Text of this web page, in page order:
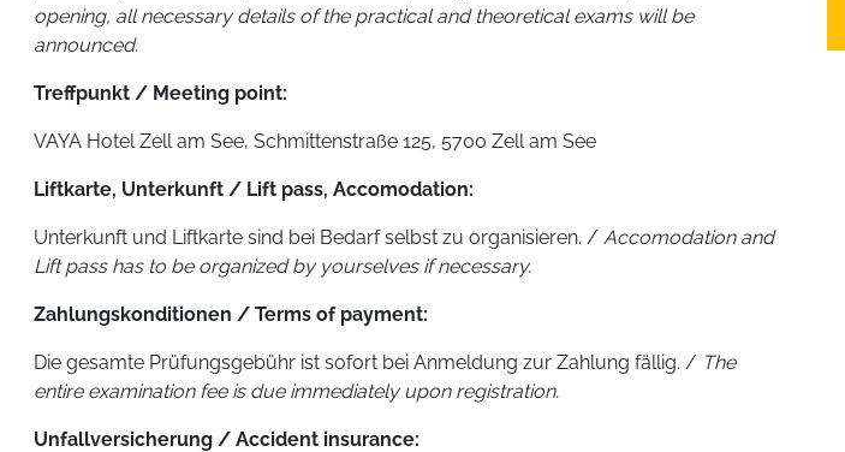
opening, all necessary details of the practical and theoretical exams will be
announced.
Treffpunkt / Meeting point:
VAYA Hotel Zell am See, Schmittenstraße 125, 5700 Zell am See
Liftkarte, Unterkunft / Lift pass, Accomodation:
Unterkunft und Liftkarte sind bei Bedarf selbst zu organisieren. / Accomodation and
Lift pass has to be organized by yourselves if necessary.
Zahlungskonditionen / Terms of payment:
Die gesamte Prüfungsgebühr ist sofort bei Anmeldung zur Zahlung fällig. / The
entire examination fee is due immediately upon registration.
Unfallversicherung / Accident insurance: